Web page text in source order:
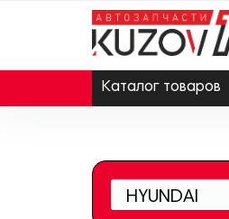
Каталог товаров